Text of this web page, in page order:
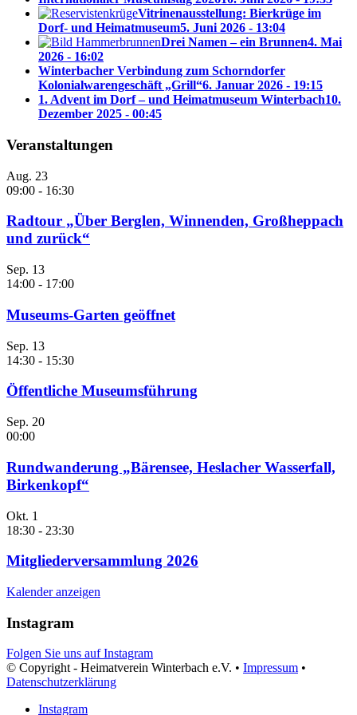
Vitrinenausstellung: Bierkrüge im
Dorf- und Heimatmuseum5. Juni 2026 - 13:04
Drei Namen – ein Brunnen4. Mai
2026 - 16:02
Winterbacher Verbindung zum Schorndorfer
Kolonialwarengeschäft „Grill“6. Januar 2026 - 19:15
1. Advent im Dorf – und Heimatmuseum Winterbach10.
Dezember 2025 - 00:45
Veranstaltungen
Aug. 23
09:00 - 16:30
Radtour „Über Berglen, Winnenden, Großheppach
und zurück“
Sep. 13
14:00 - 17:00
Museums-Garten geöffnet
Sep. 13
14:30 - 15:30
Öffentliche Museumsführung
Sep. 20
00:00
Rundwanderung „Bärensee, Heslacher Wasserfall,
Birkenkopf“
Okt. 1
18:30 - 23:30
Mitgliederversammlung 2026
Kalender anzeigen
Instagram
Folgen Sie uns auf Instagram
© Copyright - Heimatverein Winterbach e.V. • Impressum •
Datenschutzerklärung
Instagram